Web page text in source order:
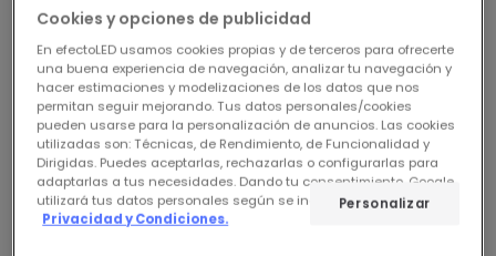
Cookies y opciones de publicidad
En efectoLED usamos cookies propias y de terceros para ofrecerte
una buena experiencia de navegación, analizar tu navegación y
hacer estimaciones y modelizaciones de los datos que nos
permitan seguir mejorando. Tus datos personales/cookies
pueden usarse para la personalización de anuncios. Las cookies
utilizadas son: Técnicas, de Rendimiento, de Funcionalidad y
Dirigidas. Puedes aceptarlas, rechazarlas o configurarlas para
adaptarlas a tus necesidades. Dando tu consentimiento, Google
utilizará tus datos personales según se indica en su sitio de
Privacidad y Condiciones.
Personalizar